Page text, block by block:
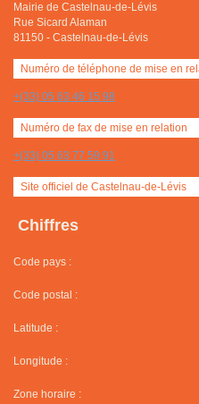
Mairie de Castelnau-de-Lévis
Rue Sicard Alaman
81150 - Castelnau-de-Lévis
Numéro de téléphone de mise en
+(33) 05 63 46 15 98
Numéro de fax de mise en relation
+(33) 05 63 77 59 91
Site officiel de Castelnau-de-Lévis
Chiffres
Code pays :
Code postal :
Latitude :
Longitude :
Zone horaire :